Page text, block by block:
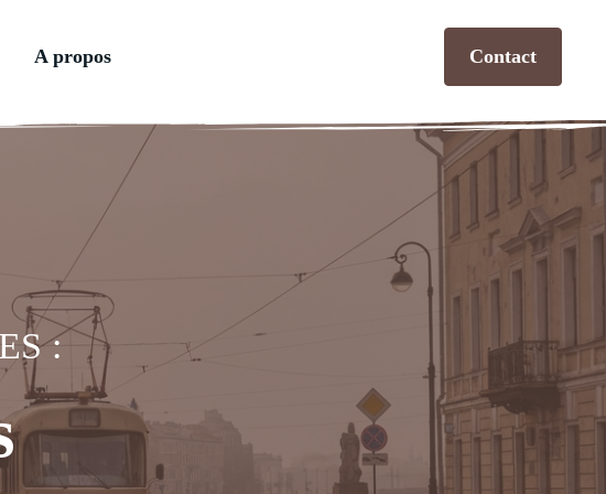
A propos Contact
: